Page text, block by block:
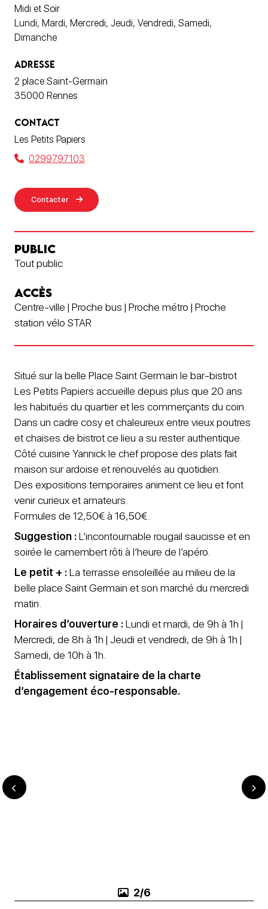
Midi et Soir
Lundi, Mardi, Mercredi, Jeudi, Vendredi, Samedi,
Dimanche
ADRESSE
2 place Saint-Germain
35000 Rennes
CONTACT
Les Petits Papiers
0299797103
Contacter
PUBLIC
Tout public
ACCÈS
Centre-ville | Proche bus | Proche métro | Proche
station vélo STAR
Situé sur la belle Place Saint Germain le bar-bistrot
Les Petits Papiers accueille depuis plus que 20 ans
les habitués du quartier et les commerçants du coin.
Dans un cadre cosy et chaleureux entre vieux poutres
et chaises de bistrot ce lieu a su rester authentique.
Côté cuisine Yannick le chef propose des plats fait
maison sur ardoise et renouvelés au quotidien.
Des expositions temporaires animent ce lieu et font
venir curieux et amateurs.
Formules de 12,50€ à 16,50€.
Suggestion :L’incontournable rougail saucisse et en
soirée le camembert rôti à l’heure de l’apéro.
Le petit + :La terrasse ensoleillée au milieu de la
belle place Saint Germain et son marché du mercredi
matin.
Horaires d’ouverture :Lundi et mardi, de 9h à 1h |
Mercredi, de 8h à 1h | Jeudi et vendredi, de 9h à 1h |
Samedi, de 10h à 1h.
Établissement signataire de la charte
d’engagement éco-responsable.
3/6